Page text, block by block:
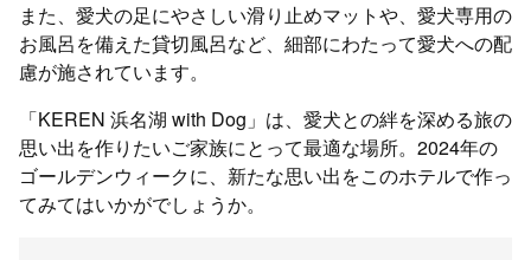
また、愛犬の足にやさしい滑り止めマットや、愛犬専用の
お風呂を備えた貸切風呂など、細部にわたって愛犬への配
慮が施されています。
「KEREN 浜名湖 with Dog」は、愛犬との絆を深める旅の
思い出を作りたいご家族にとって最適な場所。2024年の
ゴールデンウィークに、新たな思い出をこのホテルで作っ
てみてはいかがでしょうか。